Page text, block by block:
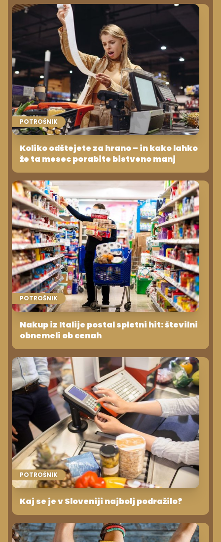
POTROŠNIK
Koliko odštejete za hrano – in kako lahko
že ta mesec porabite bistveno manj
POTROŠNIK
Nakup iz Italije postal spletni hit: številni
obnemeli ob cenah
POTROŠNIK
Kaj se je v Sloveniji najbolj podražilo?